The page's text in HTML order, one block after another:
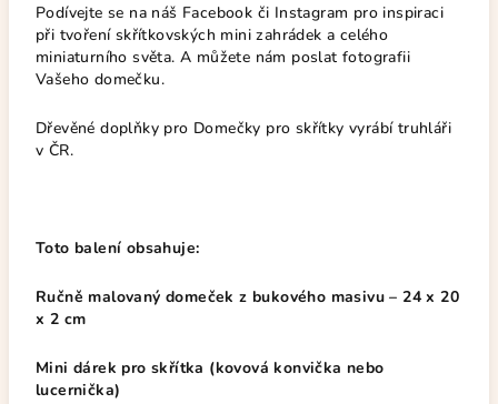
Podívejte se na náš Facebook či Instagram pro inspiraci
při tvoření skřítkovských mini zahrádek a celého
miniaturního světa. A můžete nám poslat fotografii
Vašeho domečku.
Dřevěné doplňky pro Domečky pro skřítky vyrábí truhláři
v ČR.
Toto balení obsahuje:
Ručně malovaný domeček z bukového masivu – 24 x 20
x 2 cm
Mini dárek pro skřítka (kovová konvička nebo
lucernička)